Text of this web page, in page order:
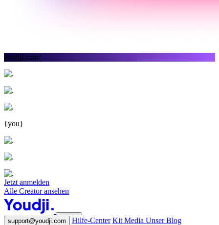
youdji.com/
{you}
Jetzt anmelden
Alle Creator ansehen
support@youdji.com Hilfe-Center Kit Media Unser Blog